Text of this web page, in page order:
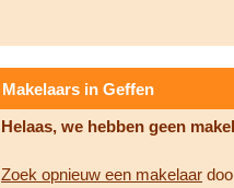
Makelaars in Geffen
Helaas, we hebben geen
Zoek opnieuw een makelaar